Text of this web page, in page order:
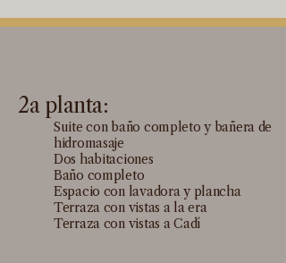
2a planta:
Suite con baño completo y bañera de
hidromasaje
Dos habitaciones
Baño completo
Espacio con lavadora y plancha
Terraza con vistas a la era
Terraza con vistas a Cadí